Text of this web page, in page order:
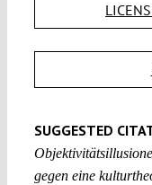
SUGGESTED
gegen eine